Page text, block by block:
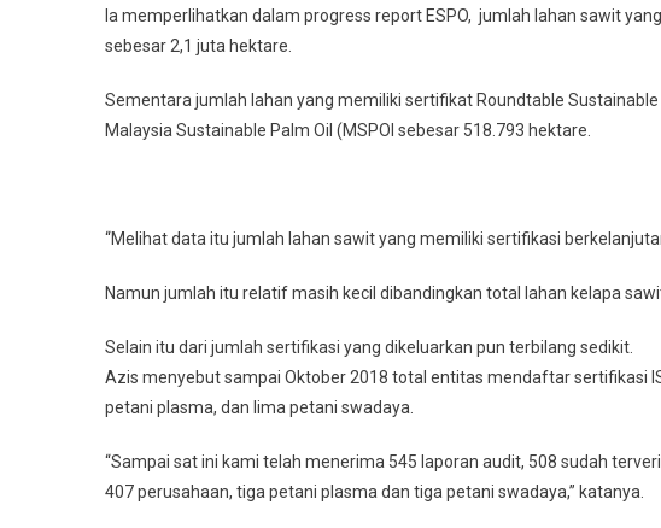
Ia memperlihatkan dalam progress report ESPO, jumlah lahan sawit
sebesar 2,1 juta hektare.
Sementara jumlah lahan yang memiliki sertifikat Roundtable
Malaysia Sustainable Palm Oil (MSPOl sebesar 518.793 hektare.
“Melihat data itu jumlah lahan sawit yang memiliki sertifikasi
Namun jumlah itu relatif masih kecil dibandingkan total lahan kelapa
Selain itu dari jumlah sertifikasi yang dikeluarkan pun terbilang sedikit.
Azis menyebut sampai Oktober 2018 total entitas mendaftar sertifikasi
petani plasma, dan lima petani swadaya.
“Sampai sat ini kami telah menerima 545 laporan audit, 508 sudah
407 perusahaan, tiga petani plasma dan tiga petani swadaya,” katanya.